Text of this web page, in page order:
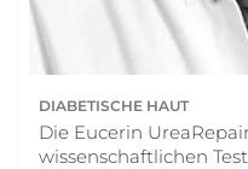
DIABETISCHE HAUT
Die Eucerin
wissenschaftlichen Test